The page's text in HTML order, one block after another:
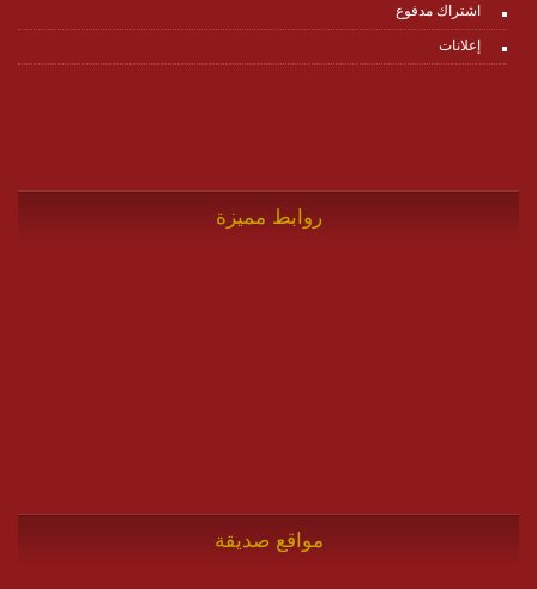
اشتراك مدفوع
إعلانات
روابط مميزة
مواقع صديقة